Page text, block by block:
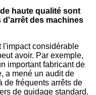
haute qualité sont
d'arrêt des machines
l'impact considérable
avoir. Par exemple,
important fabricant de
a mené un audit de
de fréquents arrêts de
de guidage standard.